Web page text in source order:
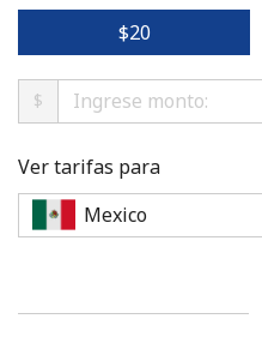
⁦$20⁩
$
Ver tarifas para